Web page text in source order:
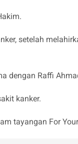
setelah
dengan Raffi
kanker.
tayangan For